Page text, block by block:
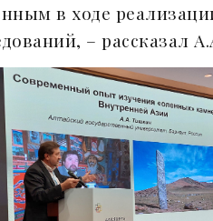
в ходе
– рассказал